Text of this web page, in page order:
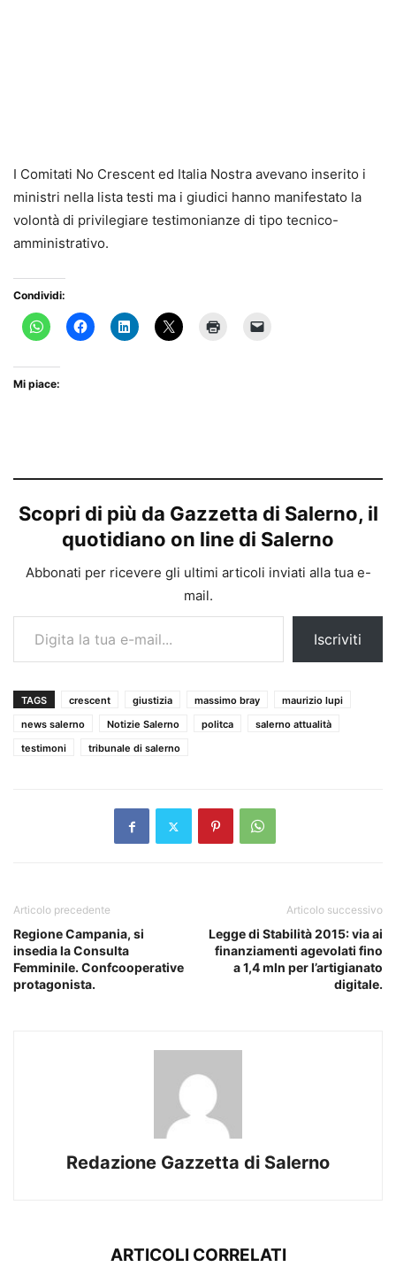
I Comitati No Crescent ed Italia Nostra avevano inserito i
ministri nella lista testi ma i giudici hanno manifestato la
volontà di privilegiare testimonianze di tipo tecnico-
amministrativo.
Condividi:
Mi piace:
Scopri di più da Gazzetta di Salerno, il
quotidiano on line di Salerno
Abbonati per ricevere gli ultimi articoli inviati alla tua e-
mail.
Digita la tua e-mail...
Iscriviti
TAGS crescent giustizia massimo bray
maurizio lupi
news salerno
Notizie Salerno politca
salerno attualità
testimoni
tribunale di salerno
Articolo precedente
Regione Campania, si
insedia la Consulta
Femminile. Confcooperative
protagonista.
Articolo successivo
Legge di Stabilità 2015: via ai
finanziamenti agevolati fino
a 1,4 mln per l’artigianato
digitale.
Redazione Gazzetta di Salerno
ARTICOLI CORRELATI